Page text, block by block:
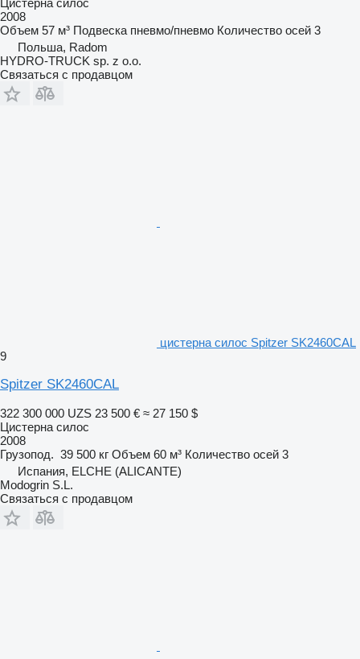
2008
Объем 57 м³ Подвеска пневмо/пневмо Количество осей 3
Польша, Radom
HYDRO-TRUCK sp. z o.o.
Связаться с продавцом
цистерна силос Spitzer SK2460CAL
9
Spitzer SK2460CAL
322 300 000 UZS 23 500 € ≈ 27 150 $
Цистерна силос
2008
Грузопод. 39 500 кг Объем 60 м³ Количество осей 3
Испания, ELCHE (ALICANTE)
Modogrin S.L.
Связаться с продавцом